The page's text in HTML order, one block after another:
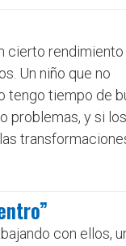
cierto rendimiento
Un niño que no
tengo tiempo de
problemas, y si los
transformaciones
con ellos,